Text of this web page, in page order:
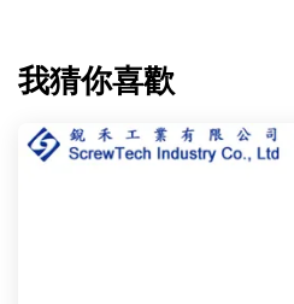
我猜你喜歡